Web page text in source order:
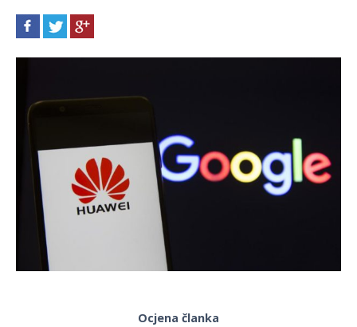
Ocjena članka